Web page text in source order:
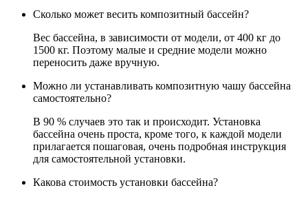
Сколько может весить композитный бассейн?
Вес бассейна, в зависимости от модели, от 400 кг до
1500 кг. Поэтому малые и средние модели можно
переносить даже вручную.
Можно ли устанавливать композитную чашу бассейна
самостоятельно?
В 90 % случаев это так и происходит. Установка
бассейна очень проста, кроме того, к каждой модели
прилагается пошаговая, очень подробная инструкция
для самостоятельной установки.
Какова стоимость установки бассейна?